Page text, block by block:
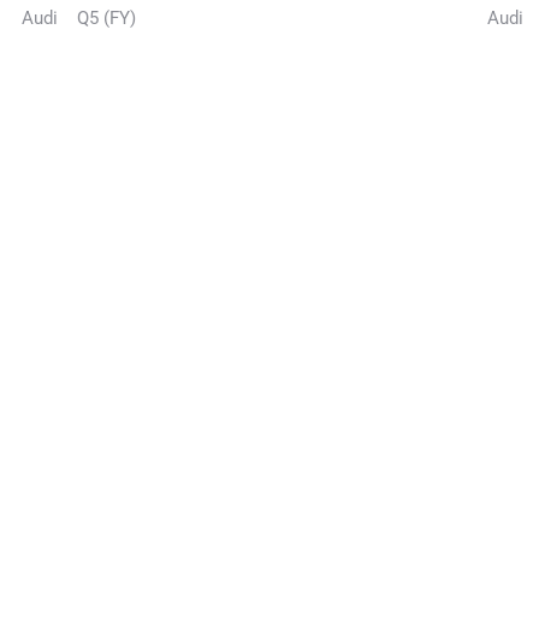
Audi Q5 (FY) Audi